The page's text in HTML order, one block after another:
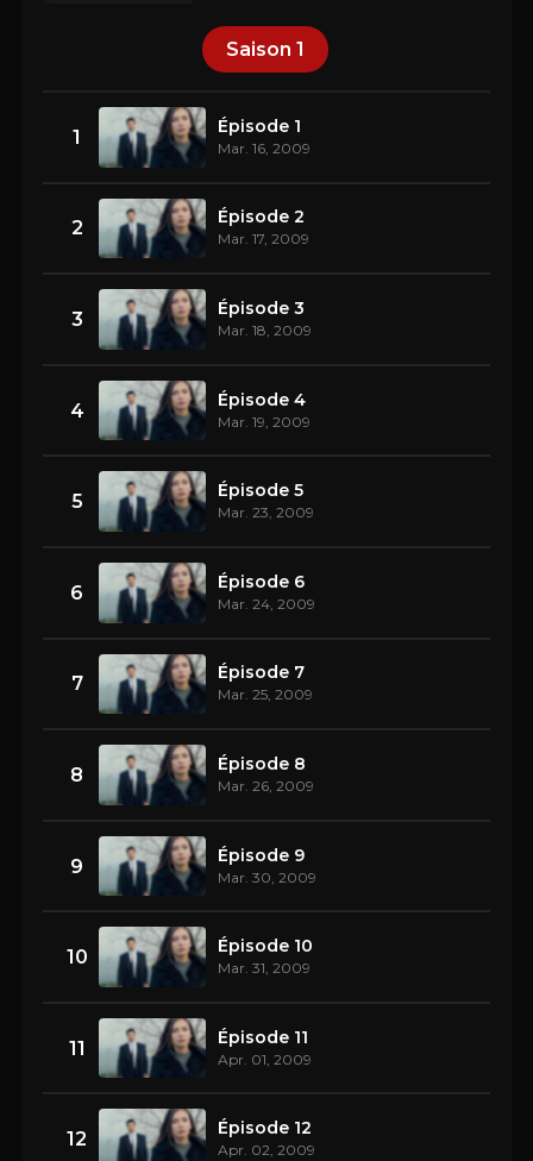
Saison 1
1 Épisode 1
Mar. 16, 2009
2 Épisode 2
Mar. 17, 2009
3 Épisode 3
Mar. 18, 2009
4 Épisode 4
Mar. 19, 2009
5 Épisode 5
Mar. 23, 2009
6 Épisode 6
Mar. 24, 2009
7 Épisode 7
Mar. 25, 2009
8 Épisode 8
Mar. 26, 2009
9 Épisode 9
Mar. 30, 2009
10 Épisode 10
Mar. 31, 2009
11 Épisode 11
Apr. 01, 2009
12 Épisode 12
Apr. 02, 2009